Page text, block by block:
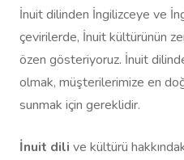
İnuit dilinden İngilizceye ve
çevirilerde, İnuit kültürünün
özen gösteriyoruz. İnuit
olmak, müşterilerimize en
sunmak için gereklidir.
İnuit dili ve kültürü